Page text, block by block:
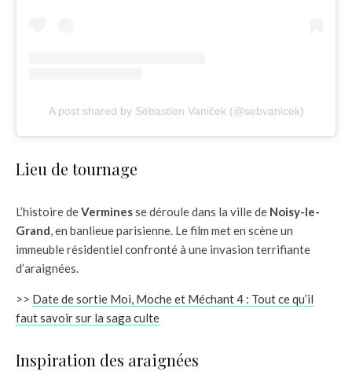
A post shared by Sébastien Vaniček (@sebvanicek)
Lieu de tournage
L’histoire deVerminesse déroule dans la ville de Noisy-le-
Grand, en banlieue parisienne. Le film met en scène un
immeuble résidentiel confronté à une invasion terrifiante
d’araignées.
>> Date de sortie Moi, Moche et Méchant 4 : Tout ce qu’il
faut savoir sur la saga culte
Inspiration des araignées